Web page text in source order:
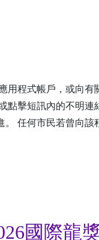
用程式帳戶，或向有
點擊短訊內的不明連
。 任何市民若曾向該
國際龍